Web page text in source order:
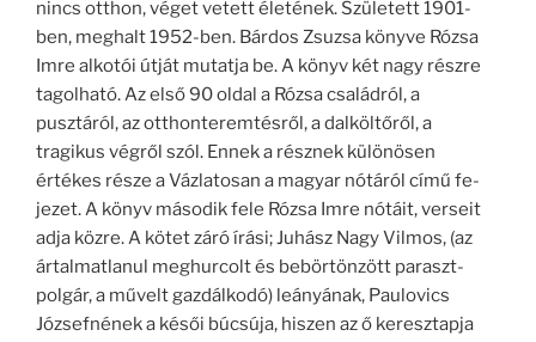
nincs ott­hon, véget vetett életének. Született 1901-
ben, meghalt 1952-ben. Bárdos Zsuzsa könyve Rózsa
Imre alkotói útját mutatja be. A könyv két nagy részre
tagolható. Az első 90 oldal a Rózsa csa­ládról, a
pusztáról, az ott­honteremtésről, a dalköltő­ről, a
tragikus végről szól. Ennek a résznek különösen
értékes része a Vázlatosan a magyar nótáról című fe­
jezet. A könyv második fe­le Rózsa Imre nótáit, ver­seit
adja közre. A kötet zá­ró írási; Juhász Nagy Vil­mos, (az
ártalmatlanul meghurcolt és bebörtön­zött paraszt-
polgár, a mű­velt gazdálkodó) leányá­nak, Paulovics
Józsefnének a késői búcsúja, hiszen az ő keresztapja